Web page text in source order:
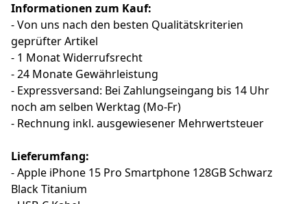
Informationen zum Kauf:
- Von uns nach den besten Qualitätskriterien
geprüfter Artikel
- 1 Monat Widerrufsrecht
- 24 Monate Gewährleistung
- Expressversand: Bei Zahlungseingang bis 14 Uhr
noch am selben Werktag (Mo-Fr)
- Rechnung inkl. ausgewiesener Mehrwertsteuer
Lieferumfang:
- Apple iPhone 15 Pro Smartphone 128GB Schwarz
Black Titanium